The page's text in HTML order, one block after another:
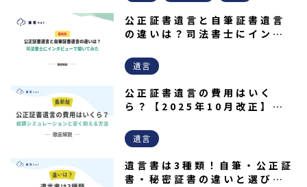
公正証書遺言と自筆証書遺言
の違いは？司法書士にインタ
遺言
公正証書遺言の費用はいく
ら？【2025年10月改正】総
える方法
遺言
遺言書は3種類！自筆・公正証
書・秘密証書の違いと選び方